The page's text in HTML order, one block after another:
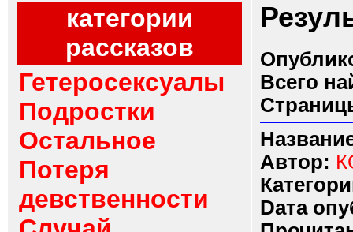
категории
рассказов
Гетеросексуалы
Подростки
Остальное
Потеря
девственности
Всего
Автор:
Dата